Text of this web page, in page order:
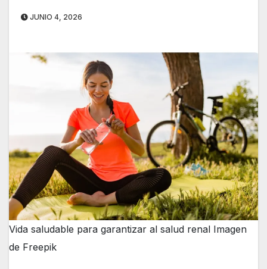
JUNIO 4, 2026
Vida saludable para garantizar al salud renal Imagen
de Freepik